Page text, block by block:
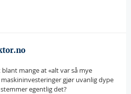
mange at «alt var så mye
gjør uvanlig dype
egentlig det?